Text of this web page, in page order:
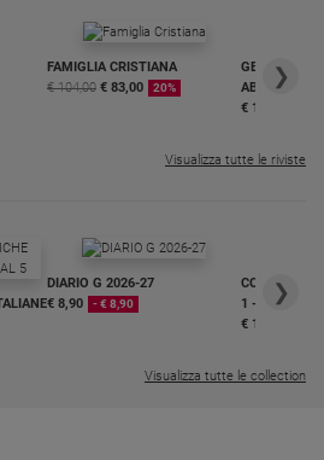
FAMIGLIA CRISTIANA
€ 104,00 € 83,00 20%
GBABY
€ 16,99
❯
Visualizza tutte le riviste
DIARIO G 2026-27
€ 8,90
- € 8,90
COLLANA
1 - 2
€ 18,50
❯
Visualizza tutte le collection